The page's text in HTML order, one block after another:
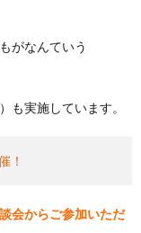
がなんていう
も実施しています。
！
会からご参加いただ